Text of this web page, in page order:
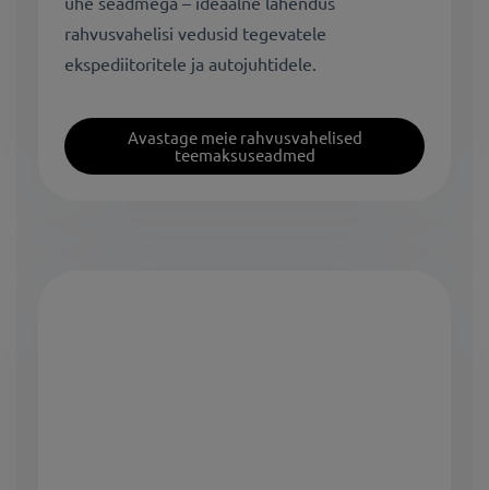
rahvusvahelisi vedusid tegevatele
ekspediitoritele ja autojuhtidele.
Avastage meie rahvusvahelised
teemaksuseadmed